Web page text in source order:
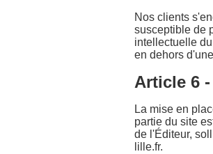
Nos clients
susceptible de
intellectuelle
en dehors
Article 6
La mise en
partie du site
de l'Éditeur,
lille.fr.